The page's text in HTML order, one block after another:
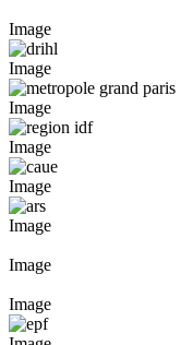
Image
Image
Image
Image
Image
Image
Image
Image